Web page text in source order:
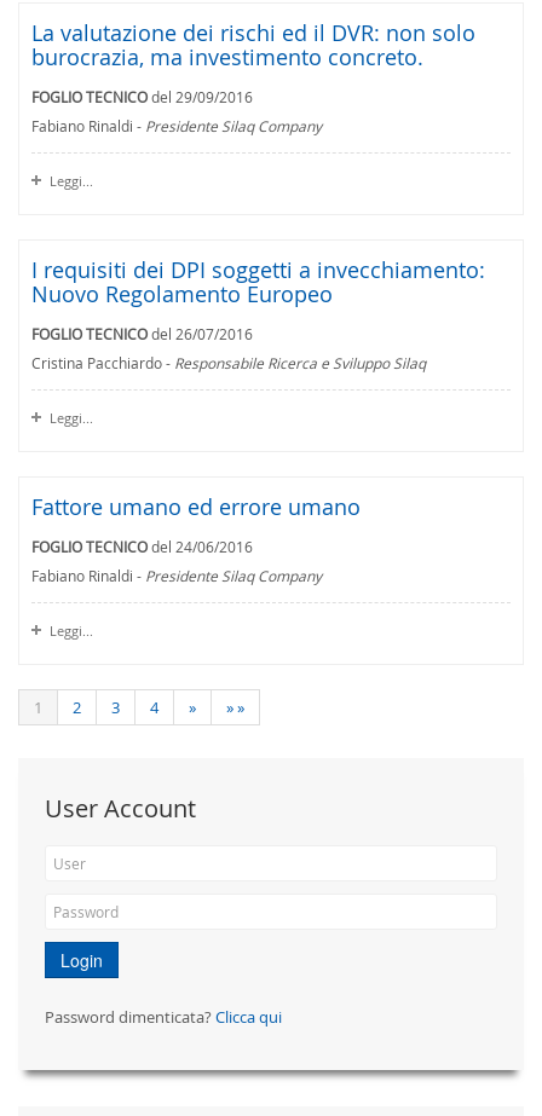
La valutazione dei rischi ed il DVR: non solo
burocrazia, ma investimento concreto.
FOGLIO TECNICOdel 29/09/2016
Fabiano Rinaldi - Presidente Silaq Company
Leggi...
I requisiti dei DPI soggetti a invecchiamento:
Nuovo Regolamento Europeo
FOGLIO TECNICOdel 26/07/2016
Cristina Pacchiardo - Responsabile Ricerca e Sviluppo Silaq
Leggi...
Fattore umano ed errore umano
FOGLIO TECNICOdel 24/06/2016
Fabiano Rinaldi - Presidente Silaq Company
Leggi...
1 2 3 4 » » »
User Account
Login
Password dimenticata?Clicca qui